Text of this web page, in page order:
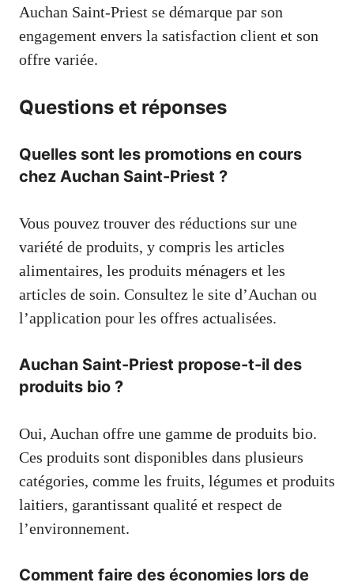
Auchan Saint-Priest se démarque par son
engagement envers la satisfaction client et son
offre variée.
Questions et réponses
Quelles sont les promotions en cours
chez Auchan Saint-Priest ?
Vous pouvez trouver des réductions sur une
variété de produits, y compris les articles
alimentaires, les produits ménagers et les
articles de soin. Consultez le site d’Auchan ou
l’application pour les offres actualisées.
Auchan Saint-Priest propose-t-il des
produits bio ?
Oui, Auchan offre une gamme de produits bio.
Ces produits sont disponibles dans plusieurs
catégories, comme les fruits, légumes et produits
laitiers, garantissant qualité et respect de
l’environnement.
Comment faire des économies lors de